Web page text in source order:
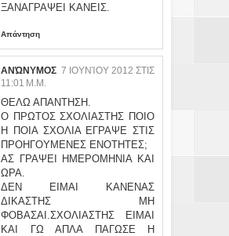
ΞΑΝΑΓΡΑΨΕΙ ΚΑΝΕΙΣ.
Απάντηση
ΑΝΏΝΥΜΟΣ 7 ΙΟΥΝΊΟΥ 2012 ΣΤΙΣ
11:01 Μ.Μ.
ΘΕΛΩ ΑΠΑΝΤΗΣΗ.
Ο ΠΡΩΤΟΣ ΣΧΟΛΙΑΣΤΗΣ ΠΟΙΟ
Η ΠΟΙΑ ΣΧΟΛΙΑ ΕΓΡΑΨΕ ΣΤΙΣ
ΠΡΟΗΓΟΥΜΕΝΕΣ ΕΝΟΤΗΤΕΣ;
ΑΣ ΓΡΑΨΕΙ ΗΜΕΡΟΜΗΝΙΑ ΚΑΙ
ΩΡΑ.
ΔΕΝ ΕΙΜΑΙ ΚΑΝΕΝΑΣ
ΔΙΚΑΣΤΗΣ ΜΗ
ΦΟΒΑΣΑΙ.ΣΧΟΛΙΑΣΤΗΣ ΕΙΜΑΙ
ΚΑΙ ΓΩ ΑΠΛΑ ΠΑΓΩΣΕ Η